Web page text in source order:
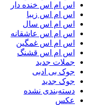
اس ام اس خنده دار
اس ام اس زیبا
اس ام اس سال
اس ام اس عاشقانه
اس ام اس غمگین
اس ام اس قشنگ
جملات جدید
جوک بی ادبی
جوک جدید
دسته‌بندی نشده
عکس